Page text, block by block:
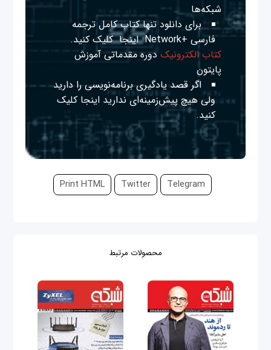
شبکه‌ها
برای دانلود تنها کتاب کامل ترجمه
فارسی +Network
اینجا کلیک کنید.
کتاب الکترونیک دوره مقدماتی آموزش
پایتون
اگر قصد یادگیری برنامه‌نویسی را دارید
ولی هیچ پیش‌زمینه‌ای نداریداینجا کلیک
کنید.
Telegram
Twitter
Print HTML
محصولات مرتبط